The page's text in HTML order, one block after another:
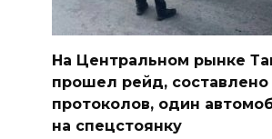
На Центральном рынке
прошел рейд, составлено
протоколов, один
на спецстоянку